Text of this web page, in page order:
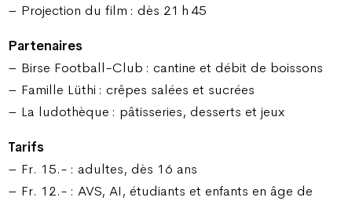
– Projection du film : dès 21 h 45
Partenaires
– Birse Football-Club : cantine et débit de boissons
– Famille Lüthi : crêpes salées et sucrées
– La ludothèque : pâtisseries, desserts et jeux
Tarifs
– Fr. 15.- : adultes, dès 16 ans
– Fr. 12.- : AVS, AI, étudiants et enfants en âge de